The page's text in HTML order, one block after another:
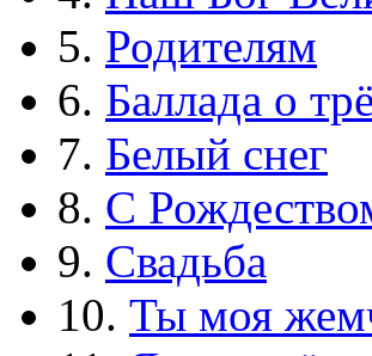
5. Родителям
6. Баллада о
7. Белый снег
8. С
9. Свадьба
10. Ты моя